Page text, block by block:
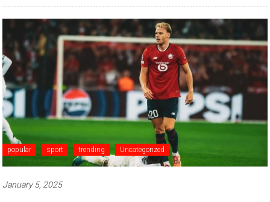
popular sport trending Uncategorized
January 5, 2025